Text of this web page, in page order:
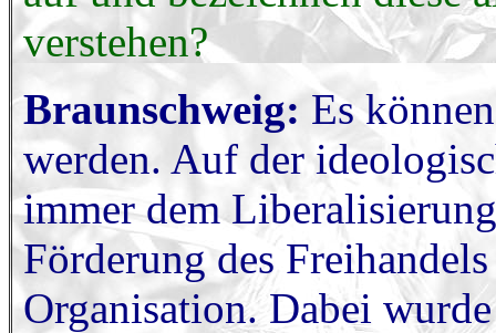
verstehen?
Braunschweig: Es
werden. Auf der
immer dem
Förderung des
Organisation. Dabei